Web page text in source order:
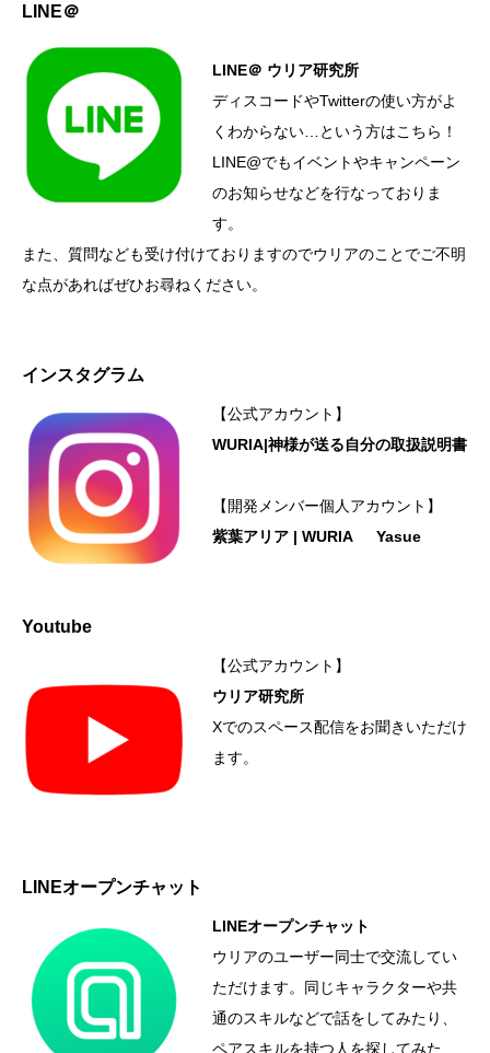
LINE＠
LINE＠ ウリア研究所
ディスコードやTwitterの使い方がよ
くわからない…という方はこちら！
LINE@でもイベントやキャンペーン
のお知らせなどを行なっておりま
す。
また、質問なども受け付けておりますのでウリアのことでご不明
な点があればぜひお尋ねください。
インスタグラム
【公式アカウント】
WURIA|神様が送る自分の取扱説明書
【開発メンバー個人アカウント】
紫葉アリア | WURIA
Yasue
Youtube
【公式アカウント】
ウリア研究所
Xでのスペース配信をお聞きいただけ
ます。
LINEオープンチャット
LINEオープンチャット
ウリアのユーザー同士で交流してい
ただけます。同じキャラクターや共
通のスキルなどで話をしてみたり、
ペアスキルを持つ人を探してみた